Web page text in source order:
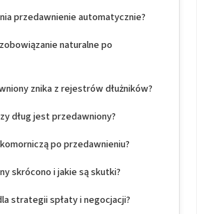
przedawnienie automatycznie?
naturalne po
znika z rejestrów dłużników?
dług jest przedawniony?
po przedawnieniu?
skrócono i jakie są skutki?
strategii spłaty i negocjacji?